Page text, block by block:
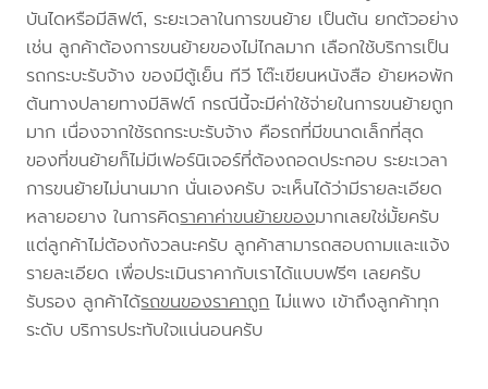
บันไดหรือมีลิฟต์, ระยะเวลาในการขนย้าย เป็นต้น ยกตัวอย่าง
เช่น ลูกค้าต้องการขนย้ายของไม่ไกลมาก เลือกใช้บริการเป็น
รถกระบะรับจ้าง ของมีตู้เย็น ทีวี โต๊ะเขียนหนังสือ ย้ายหอพัก
ต้นทางปลายทางมีลิฟต์ กรณีนี้จะมีค่าใช้จ่ายในการขนย้ายถูก
มาก เนื่องจากใช้รถกระบะรับจ้าง คือรถที่มีขนาดเล็กที่สุด
ของที่ขนย้ายก็ไม่มีเฟอร์นิเจอร์ที่ต้องถอดประกอบ ระยะเวลา
การขนย้ายไม่นานมาก นั่นเองครับ จะเห็นได้ว่ามีรายละเอียด
หลายอยาง ในการคิดราคาค่าขนย้ายของมากเลยใช่มั้ยครับ
แต่ลูกค้าไม่ต้องกังวลนะครับ ลูกค้าสามารถสอบถามและแจ้ง
รายละเอียด เพื่อประเมินราคากับเราได้แบบฟรีๆ เลยครับ
รับรอง ลูกค้าได้รถขนของราคาถูกไม่แพง เข้าถึงลูกค้าทุก
ระดับ บริการประทับใจแน่นอนครับ